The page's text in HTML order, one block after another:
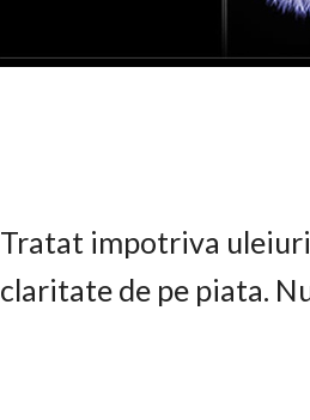
Tratat impotriva
claritate de pe piata.